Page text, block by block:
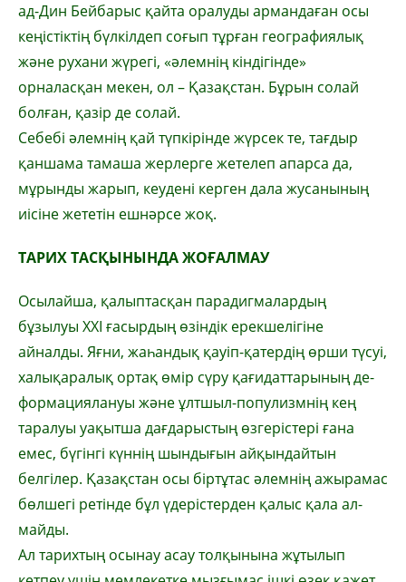
ад-Дин Бей­ба­рыс қай­та оралуды армандаған осы
кеңіс­тік­тің бүлкілдеп соғып тұрған геог­ра­фиялық
және рухани жүрегі, «әлемнің кін­дігінде»
орналасқан мекен, ол – Қазақ­стан. Бұрын солай
болған, қазір де солай.
Себебі әлемнің қай түпкірінде жүр­сек те, тағдыр
қаншама тамаша жерлерге же­телеп апарса да,
мұрынды жарып, кеу­дені кер­ген дала жусанының
иісіне же­тетін еш­нәрсе жоқ.
ТАРИХ ТАСҚЫНЫНДА ЖОҒАЛМАУ
Осылайша, қалыптасқан парадиг­ма­лардың
бұзылуы ХХІ ғасырдың өзіндік ерекшелігіне
айналды. Яғни, жаһан­дық қауіп-қатердің өрши түсуі,
ха­лық­ара­лық ортақ өмір сүру қағидаттарының де­
фор­мациялануы және ұлтшыл-попу­лизм­нің кең
таралуы уақытша дағдарыстың өз­герістері ғана
емес, бүгінгі күннің шын­дығын айқындайтын
белгілер. Қазақстан осы біртұтас әлемнің ажырамас
бөлшегі ре­тінде бұл үдерістерден қалыс қала ал­
май­ды.
Ал тарихтың осынау асау толқынына жұ­тылып